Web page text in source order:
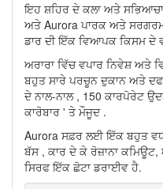
ਇਹ ਸ਼ਹਿਰ ਦੇ ਕਲਾ ਅਤੇ
ਅਤੇ Aurora ਪਾਰਕ ਅਤੇ
ਡਾਰ ਦੀ ਇੱਕ ਵਿਆਪਕ ਕਿਸਮ ਦੇ
ਅਰਾਰਾ ਵਿੱਚ ਵਪਾਰ ਨਿਵੇਸ਼ ਅਤੇ
ਬਹੁਤ ਸਾਰੇ ਪਰਚੂਨ ਦੁਕਾਨ ਅਤੇ
ਦੇ ਨਾਲ-ਨਾਲ , 150 ਕਾਰਪੋਰੇਟ
ਕਾਰੋਬਾਰ ' ਤੇ ਮੌਜੂਦ .
Aurora ਸਫ਼ਰ ਲਈ ਇੱਕ ਬਹੁਤ
ਬੱਸ , ਕਾਰ ਦੇ ਕੇ ਰੋਜ਼ਾਨਾ
ਸਿਰਫ ਇੱਕ ਛੋਟਾ ਡਰਾਈਵ ਹੈ.